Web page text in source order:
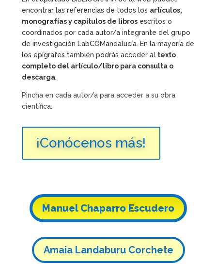
encontrar las referencias de todos los artículos,
monografías y capítulos de librosescritos o
coordinados por cada autor/a integrante del grupo
de investigación LabCOMandalucía. En la mayoría de
los epígrafes también podrás acceder al texto
completo del artículo/libro para consulta o
descarga.
Pincha en cada autor/a para acceder a su obra
científica:
¡Conócenos más!
Manuel Chaparro Escudero
Amaia Landaburu Corchete